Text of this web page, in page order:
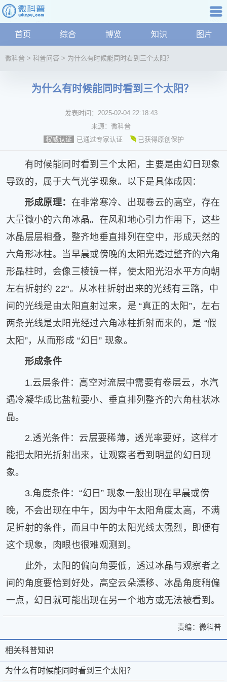
科普知识 航
首页 综合 博览 知识 图片
化
健
家
庭
学
人
物
活
言
奇
趣
图
滚
多
﹥
微科普 > 科普问答 > 为什么有时候能同时看到三个太阳？
为什么有时候能同时看到三个太阳？
发表时间： 2025-02-04 22:18:43
来源： 微科普
权威认证
已通过专家认证 已获得原创保护
有时候能同时看到三个太阳，主要是由幻日现象
导致的，属于大气光学现象。以下是具体成因：
形成原理： 在非常寒冷、出现卷云的高空，存在
大量微小的六角冰晶。在风和地心引力作用下，这些
冰晶层层相叠，整齐地垂直排列在空中，形成天然的
六角形冰柱。当早晨或傍晚的太阳光透过整齐的六角
形晶柱时，会像三棱镜一样，使太阳光沿水平方向朝
左右折射约 22°。从冰柱折射出来的光线有三路，中
间的光线是由太阳直射过来，是 “真正的太阳”，左右
两条光线是太阳光经过六角冰柱折射而来的，是 “假
太阳”，从而形成 “幻日” 现象。
形成条件
1.云层条件：高空对流层中需要有卷层云，水汽
遇冷凝华成比盐粒要小、垂直排列整齐的六角柱状冰
晶。
2.透光条件：云层要稀薄，透光率要好，这样才
能把太阳光折射出来，让观察者看到明显的幻日现
象。
3.角度条件：“幻日” 现象一般出现在早晨或傍
晚，不会出现在中午，因为中午太阳角度太高，不满
足折射的条件，而且中午的太阳光线太强烈，即便有
这个现象，肉眼也很难观测到。
此外，太阳的偏向角要低，透过冰晶与观察者之
间的角度要恰到好处，高空云朵漂移、冰晶角度稍偏
一点，幻日就可能出现在另一个地方或无法被看到。
责编： 微科普
为
什
么
>
相
关
为
什
么
有
关
于
微
相关科普知识
为什么有时候能同时看到三个太阳？